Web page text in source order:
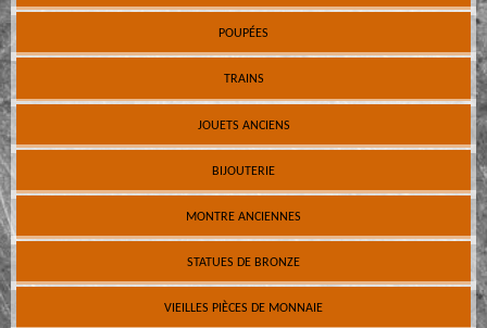
POUPÉES
TRAINS
JOUETS ANCIENS
BIJOUTERIE
MONTRE ANCIENNES
STATUES DE BRONZE
VIEILLES PIÈCES DE MONNAIE